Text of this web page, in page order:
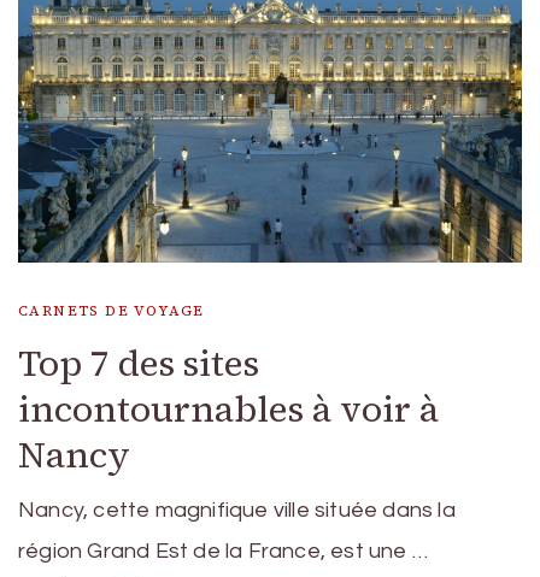
CARNETS DE VOYAGE
Top 7 des sites
incontournables à voir à
Nancy
Nancy, cette magnifique ville située dans la
région Grand Est de la France, est une …